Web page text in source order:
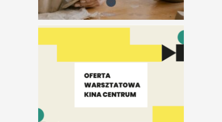
Wakacyjne
oprowadzania po
wystawach!